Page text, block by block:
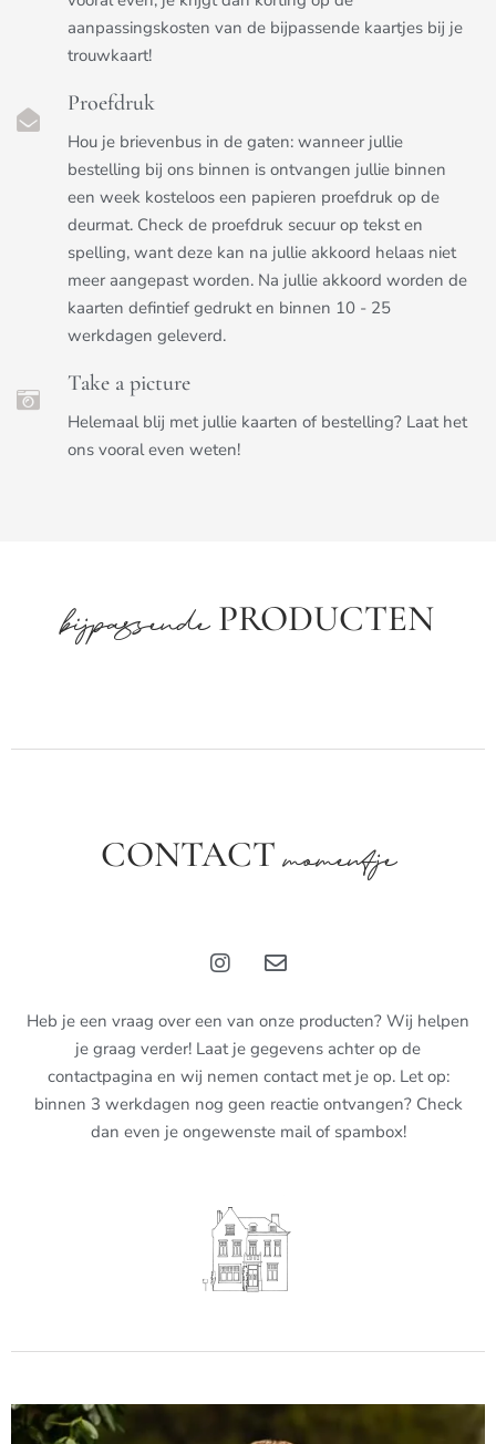
aanpassingskosten van de bijpassende kaartjes bij je
trouwkaart!
Proefdruk
Hou je brievenbus in de gaten: wanneer jullie
bestelling bij ons binnen is ontvangen jullie binnen
een week kosteloos een papieren proefdruk op de
deurmat. Check de proefdruk secuur op tekst en
spelling, want deze kan na jullie akkoord helaas niet
meer aangepast worden. Na jullie akkoord worden de
kaarten defintief gedrukt en binnen 10 - 25
werkdagen geleverd.
Take a picture
Helemaal blij met jullie kaarten of bestelling? Laat het
ons vooral even weten!
bijpassendePRODUCTEN
CONTACTmomentje
Heb je een vraag over een van onze producten? Wij helpen
je graag verder! Laat je gegevens achter op de
contactpagina en wij nemen contact met je op. Let op:
binnen 3 werkdagen nog geen reactie ontvangen? Check
dan even je ongewenste mail of spambox!